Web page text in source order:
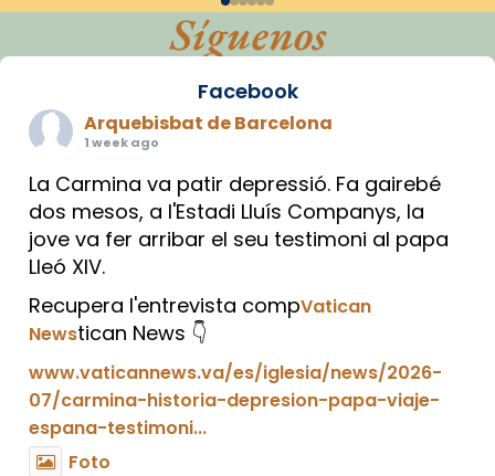
Síguenos
Facebook
Arquebisbat de Barcelona
1 week ago
La Carmina va patir depressió. Fa gairebé
dos mesos, a l'Estadi Lluís Companys, la
jove va fer arribar el seu testimoni al papa
Lleó XIV.
Recupera l'entrevista compVatican
Newstican News 👇
www.vaticannews.va/es/iglesia/news/2026-
07/carmina-historia-depresion-papa-viaje-
espana-testimoni...
Foto